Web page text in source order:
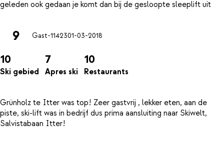
9 Gast-1142301-03-2018
10
Ski gebied
7
Apres ski
10
Restaurants
Grünholz te Itter was top! Zeer gastvrij , lekker eten, aan de
piste, ski-lift was in bedrijf dus prima aansluiting naar Skiwelt,